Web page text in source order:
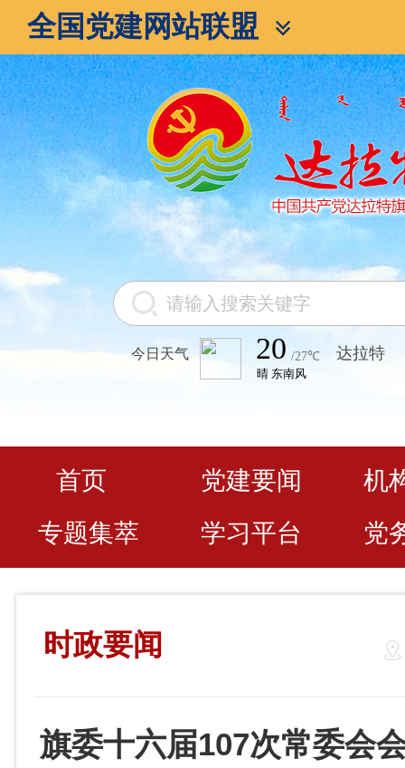
全国党建网站联盟
今日天气
首页 党建要闻
机
专题集萃
学习平台 党
时政要闻
旗委十六届107次常委会